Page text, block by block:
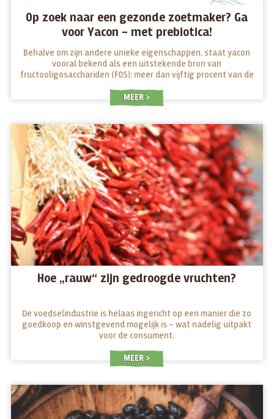
Op zoek naar een gezonde zoetmaker? Ga
voor Yacon – met prebiotica!
Behalve om zijn andere unieke eigenschappen, staat yacon
vooral bekend als een uitstekende bron van
fructooligosacchariden (FOS): meer dan vijftig procent van de
MEER
Hoe „rauw“ zijn gedroogde vruchten?
De voedselindustrie is helaas ingericht op een manier die zo
goedkoop en winstgevend mogelijk is – wat nadelig uitpakt
voor de consument.
MEER